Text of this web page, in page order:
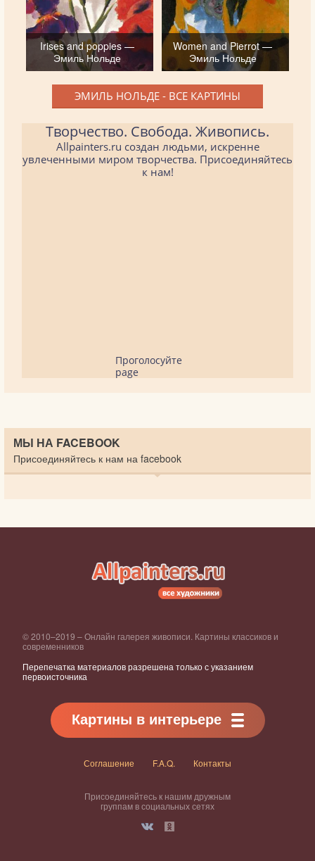
Irises and poppies —
Эмиль Нольде
Women and Pierrot —
Эмиль Нольде
ЭМИЛЬ НОЛЬДЕ - ВСЕ КАРТИНЫ
Творчество. Свобода. Живопись.
Allpainters.ru создан людьми, искренне
увлеченными миром творчества. Присоединяйтесь
к нам!
Проголосуйте
page
МЫ НА FACEBOOK
Присоединяйтесь к нам на facebook
© 2010–2019 – Онлайн галерея живописи. Картины классиков и
современников
Перепечатка материалов разрешена только с указанием
первоисточника
Картины в интерьере
Соглашение F.A.Q. Контакты
Присоединяйтесь к нашим дружным
группам в социальных сетях